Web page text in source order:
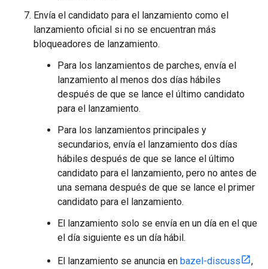
Envía el candidato para el lanzamiento como el
lanzamiento oficial si no se encuentran más
bloqueadores de lanzamiento.
Para los lanzamientos de parches, envía el
lanzamiento al menos dos días hábiles
después de que se lance el último candidato
para el lanzamiento.
Para los lanzamientos principales y
secundarios, envía el lanzamiento dos días
hábiles después de que se lance el último
candidato para el lanzamiento, pero no antes de
una semana después de que se lance el primer
candidato para el lanzamiento.
El lanzamiento solo se envía en un día en el que
el día siguiente es un día hábil.
El lanzamiento se anuncia en bazel-discuss
,